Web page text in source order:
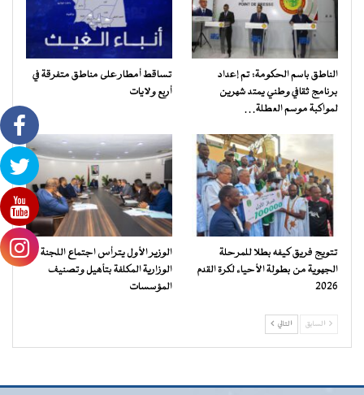
الناطق باسم الحكومة: تم إعداد
برنامج ثقافي وطني يمتد شهرين
لمواكبة موسم العطلة…
تساقط أمطار على مناطق متفرقة في
أربع ولايات
تتويج فريق كيفه بطلا للمرحلة
الجهوية من بطولة الأحياء لكرة القدم
2026
الوزير الأول يترأس اجتماع اللجنة
الوزارية المكلفة بتأهيل وتصنيف
المؤسسات
السابق التالي